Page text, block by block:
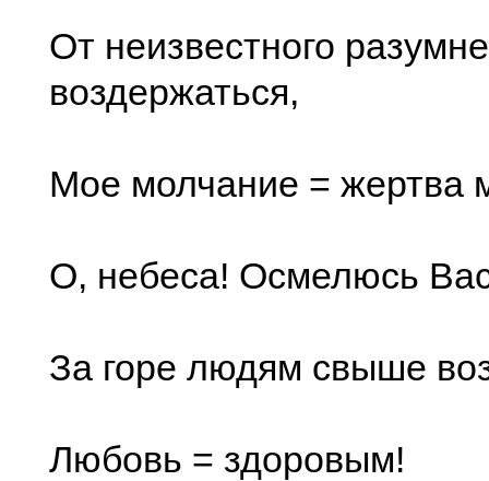
От неизвестного
воздержаться,
Мое молчание = жертва
О, небеса! Осмелюсь
За горе людям свыше
Любовь = здоровым!